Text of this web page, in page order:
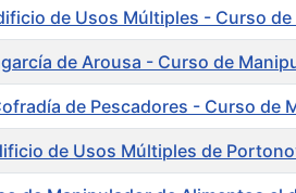
de Usos Múltiples - Curso
de Arousa - Curso de
de Pescadores - Curso de
de Usos Múltiples de